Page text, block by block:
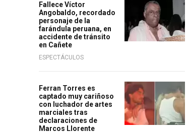
Fallece Víctor
Angobaldo, recordado
personaje de la
farándula peruana, en
accidente de tránsito
en Cañete
ESPECTÁCULOS
Ferran Torres es
captado muy cariñoso
con luchador de artes
marciales tras
declaraciones de
Marcos Llorente